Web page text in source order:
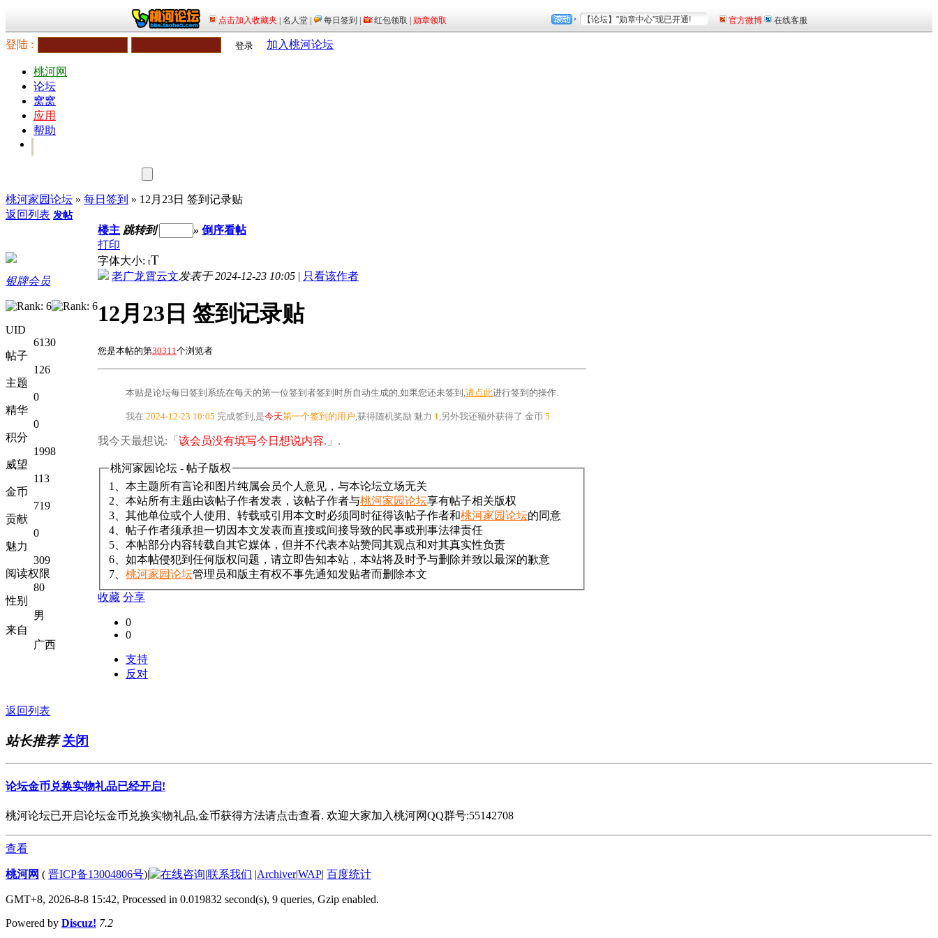
登陆 : 登录 加入桃河论坛
桃河网
论坛
窝窝
应用
帮助
桃河家园论坛 » 每日签到 » 12月23日 签到记录贴
返回列表 发帖
银牌会员
UID
6130
帖子
126
主题
0
精华
0
积分
1998
威望
113
金币
719
贡献
0
魅力
309
阅读权限
80
性别
男
来自
广西
楼主 跳转到 » 倒序看帖
打印
字体大小: tT
老广龙霄云文发表于 2024-12-23 10:05 | 只看该作者
12月23日 签到记录贴
您是本帖的第30311 个浏览者
本贴是论坛每日签到系统在每天的第一位签到者签到时所自动生成的,如果您还未签到, 请点此进行签到的操作.
我在 2024-12-23 10:05 完成签到,是今天第一个签到的用户 ,获得随机奖励 魅力 1 ,另外我还额外获得了 金币 5
我今天最想说:「 该会员没有填写今日想说内容. 」.
桃河家园论坛 - 帖子版权
1、本主题所有言论和图片纯属会员个人意见，与本论坛立场无关
2、本站所有主题由该帖子作者发表，该帖子作者与桃河家园论坛享有帖子相关版权
3、其他单位或个人使用、转载或引用本文时必须同时征得该帖子作者和桃河家园论坛的同意
4、帖子作者须承担一切因本文发表而直接或间接导致的民事或刑事法律责任
5、本帖部分内容转载自其它媒体，但并不代表本站赞同其观点和对其真实性负责
6、如本帖侵犯到任何版权问题，请立即告知本站，本站将及时予与删除并致以最深的歉意
7、 桃河家园论坛管理员和版主有权不事先通知发贴者而删除本文
收藏 分享
0
0
支持
反对
返回列表
站长推荐 关闭
论坛金币兑换实物礼品已经开启!
桃河论坛已开启论坛金币兑换实物礼品,金币获得方法请点击查看. 欢迎大家加入桃河网QQ群号:55142708
查看
桃河网 ( 晋ICP备13004806号)| |联系我们 |Archiver|WAP| 百度统计
GMT+8, 2026-8-8 15:42, Processed in 0.019832 second(s), 9 queries, Gzip enabled.
Powered by Discuz! 7.2